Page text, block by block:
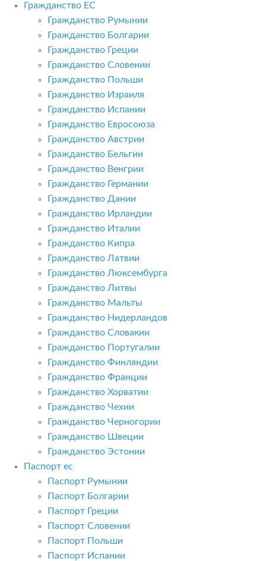
Гражданство ЕС
Гражданство Румынии
Гражданство Болгарии
Гражданство Греции
Гражданство Словении
Гражданство Польши
Гражданство Израиля
Гражданство Испании
Гражданство Евросоюза
Гражданство Австрии
Гражданство Бельгии
Гражданство Венгрии
Гражданство Германии
Гражданство Дании
Гражданство Ирландии
Гражданство Италии
Гражданство Кипра
Гражданство Латвии
Гражданство Люксембурга
Гражданство Литвы
Гражданство Мальты
Гражданство Нидерландов
Гражданство Словакии
Гражданство Португалии
Гражданство Финляндии
Гражданство Франции
Гражданство Хорватии
Гражданство Чехии
Гражданство Черногории
Гражданство Швеции
Гражданство Эстонии
Паспорт ес
Паспорт Румынии
Паспорт Болгарии
Паспорт Греции
Паспорт Словении
Паспорт Польши
Паспорт Испании